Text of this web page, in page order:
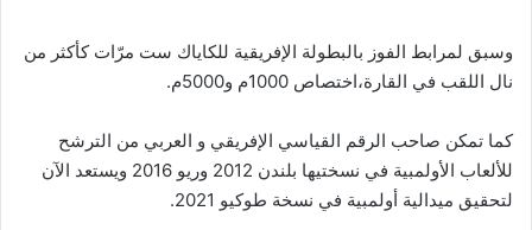
وسبق لمرابط الفوز بالبطولة الإفريقية للكاياك ست مرّات كأكثر من
نال اللقب في القارة،اختصاص 1000م و5000م.
كما تمكن صاحب الرقم القياسي الإفريقي و العربي من الترشح
للألعاب الأولمبية في نسختيها بلندن 2012 وريو 2016 ويستعد الآن
لتحقيق ميدالية أولمبية في نسخة طوكيو 2021.